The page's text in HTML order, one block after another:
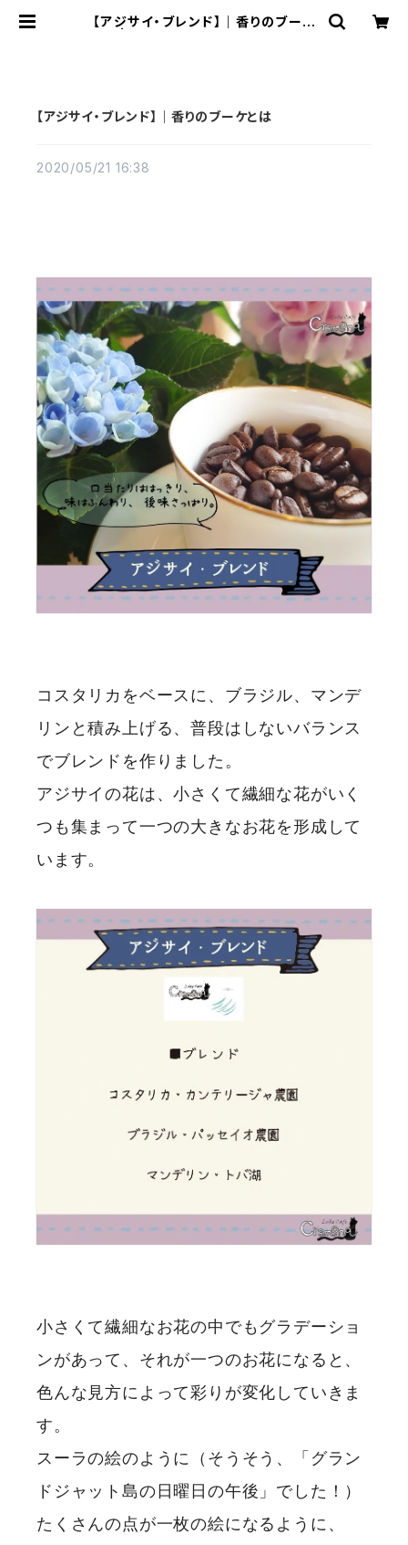
【アジサイ・ブレンド】｜香りのブーケ
【アジサイ・ブレンド】｜香りのブーケとは
2020/05/21 16:38
コスタリカをベースに、ブラジル、マンデ
リンと積み上げる、普段はしないバランス
でブレンドを作りました。
アジサイの花は、小さくて繊細な花がいく
つも集まって一つの大きなお花を形成して
います。
小さくて繊細なお花の中でもグラデーショ
ンがあって、それが一つのお花になると、
色んな見方によって彩りが変化していきま
す。
スーラの絵のように（そうそう、「グラン
ドジャット島の日曜日の午後」でした！）
たくさんの点が一枚の絵になるように、